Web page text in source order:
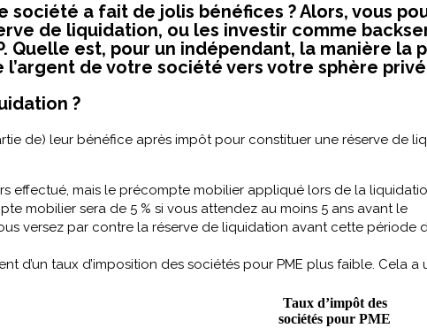
a fait de jolis bénéfices ? Alors, vous
de liquidation, ou les investir comme
Quelle est, pour un indépendant, la manière la
de votre société vers votre sphère
?
de) leur bénéfice après impôt pour constituer une réserve de
effectué, mais le précompte mobilier appliqué lors de la
mobilier sera de 5 % si vous attendez au moins 5 ans avant le
versez par contre la réserve de liquidation avant cette période
d’un taux d’imposition des sociétés pour PME plus faible. Cela
Taux d’impôt des
sociétés pour PME